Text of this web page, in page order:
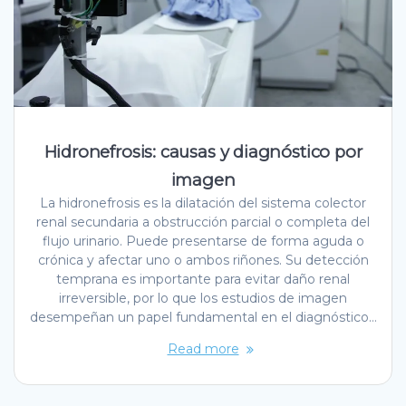
Hidronefrosis: causas y diagnóstico por
imagen
La hidronefrosis es la dilatación del sistema colector
renal secundaria a obstrucción parcial o completa del
flujo urinario. Puede presentarse de forma aguda o
crónica y afectar uno o ambos riñones. Su detección
temprana es importante para evitar daño renal
irreversible, por lo que los estudios de imagen
desempeñan un papel fundamental en el diagnóstico…
Read more